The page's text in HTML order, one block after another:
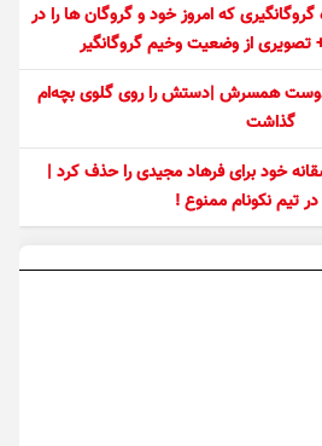
که امروز خود و گروگان ها را در
تصویری از وضعیت وخیم گروگانگیر
دوست همسرش |دستش را روی گلوی بچه‌ام
گذاشت
خود برای فرهاد مجیدی را حذف کرد |
تیم نکونام ممنوع !